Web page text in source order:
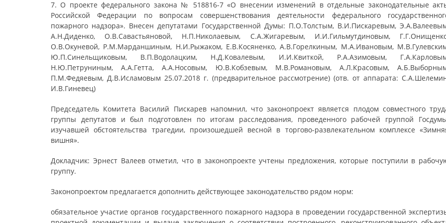
7. О проекте федерального закона № 518816-7 «О внесении изменений в отдельные законодательные
Российской Федерации по вопросам совершенствования деятельности федерального
пожарного надзора». Внесен депутатами Государственной Думы: П.О.Толстым, В.И.Пискаревым,
А.Н.Диденко, О.В.Савастьяновой, Н.П.Николаевым, С.А.Жигаревым, И.И.Гильмутдиновым,
О.В.Окуневой, Р.М.Марданшиным, Н.И.Рыжаком, Е.В.Косяненко, А.В.Горелкиным, М.А.Ивановым,
Ю.П.Синельщиковым, В.П.Водолацким, Н.Д.Ковалевым, И.И.Квиткой, Р.А.Азимовым,
Н.Ю.Петруниным, А.А.Гетта, А.А.Носовым, Ю.В.Кобзевым, М.В.Романовым, А.Л.Красовым,
П.М.Федяевым, Д.В.Исламовым 25.07.2018 г. (предварительное рассмотрение) (отв. от аппарата:
И.В.Гиневец)
Председатель Комитета Василий Пискарев напомнил, что законопроект является плодом совместного
группы депутатов и был подготовлен по итогам расследования, проведенного рабочей группой
изучавшей обстоятельства трагедии, произошедшей весной в торгово-развлекательном комплексе
вишня».
Докладчик: Эрнест Валеев отметил, что в законопроекте учтены предложения, которые поступили в
группу.
Законопроектом предлагается дополнить действующее законодательство рядом норм:
обязательное участие органов государственного пожарного надзора в проведении государственной